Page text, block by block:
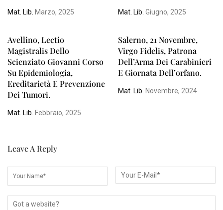
Mat. Lib. Marzo, 2025 Mat. Lib. Giugno, 2025
Avellino, Lectio
Magistralis Dello
Scienziato Giovanni Corso
Su Epidemiologia,
Ereditarietà E Prevenzione
Dei Tumori.
Mat. Lib. Febbraio, 2025
Salerno, 21 Novembre,
Virgo Fidelis, Patrona
Dell’Arma Dei Carabinieri
E Giornata Dell’orfano.
Mat. Lib. Novembre, 2024
Leave A Reply